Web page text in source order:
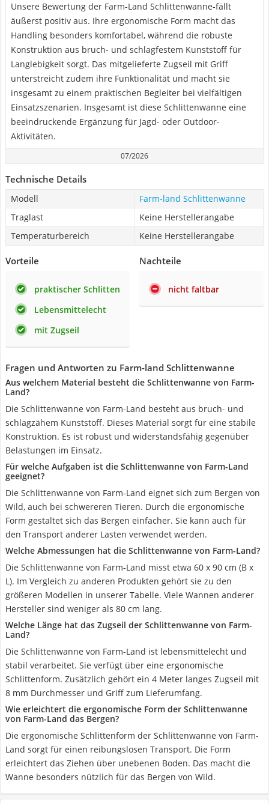
Unsere Bewertung der Farm-Land Schlittenwanne-fällt
äußerst positiv aus. Ihre ergonomische Form macht das
Handling besonders komfortabel, während die robuste
Konstruktion aus bruch- und schlagfestem Kunststoff für
Langlebigkeit sorgt. Das mitgelieferte Zugseil mit Griff
unterstreicht zudem ihre Funktionalität und macht sie
insgesamt zu einem praktischen Begleiter bei vielfältigen
Einsatzszenarien. Insgesamt ist diese Schlittenwanne eine
beeindruckende Ergänzung für Jagd- oder Outdoor-
Aktivitäten.
07/2026
Technische Details
Modell
Farm-land Schlittenwanne
Traglast
Keine Herstellerangabe
Temperaturbereich
Keine Herstellerangabe
Vorteile
praktischer Schlitten
Lebensmittelecht
mit Zugseil
Nachteile
nicht faltbar
Fragen und Antworten zu Farm-land Schlittenwanne
Aus welchem Material besteht die Schlittenwanne von Farm-
Land?
Die Schlittenwanne von Farm-Land besteht aus bruch- und
schlagzähem Kunststoff. Dieses Material sorgt für eine stabile
Konstruktion. Es ist robust und widerstandsfähig gegenüber
Belastungen im Einsatz.
Für welche Aufgaben ist die Schlittenwanne von Farm-Land
geeignet?
Die Schlittenwanne von Farm-Land eignet sich zum Bergen von
Wild, auch bei schwereren Tieren. Durch die ergonomische
Form gestaltet sich das Bergen einfacher. Sie kann auch für
den Transport anderer Lasten verwendet werden.
Welche Abmessungen hat die Schlittenwanne von Farm-Land?
Die Schlittenwanne von Farm-Land misst etwa 60 x 90 cm (B x
L). Im Vergleich zu anderen Produkten gehört sie zu den
größeren Modellen in unserer Tabelle. Viele Wannen anderer
Hersteller sind weniger als 80 cm lang.
Welche Länge hat das Zugseil der Schlittenwanne von Farm-
Land?
Die Schlittenwanne von Farm-Land ist lebensmittelecht und
stabil verarbeitet. Sie verfügt über eine ergonomische
Schlittenform. Zusätzlich gehört ein 4 Meter langes Zugseil mit
8 mm Durchmesser und Griff zum Lieferumfang.
Wie erleichtert die ergonomische Form der Schlittenwanne
von Farm-Land das Bergen?
Die ergonomische Schlittenform der Schlittenwanne von Farm-
Land sorgt für einen reibungslosen Transport. Die Form
erleichtert das Ziehen über unebenen Boden. Das macht die
Wanne besonders nützlich für das Bergen von Wild.